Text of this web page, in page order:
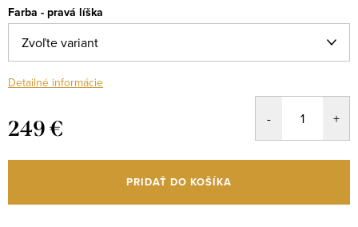
Farba - pravá líška
Detailné informácie
249 €
cena:
PRIDAŤ DO KOŠÍKA